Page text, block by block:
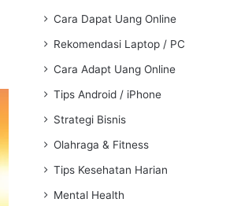
Cara Dapat Uang Online
Rekomendasi Laptop / PC
Cara Adapt Uang Online
Tips Android / iPhone
Strategi Bisnis
Olahraga & Fitness
Tips Kesehatan Harian
Mental Health